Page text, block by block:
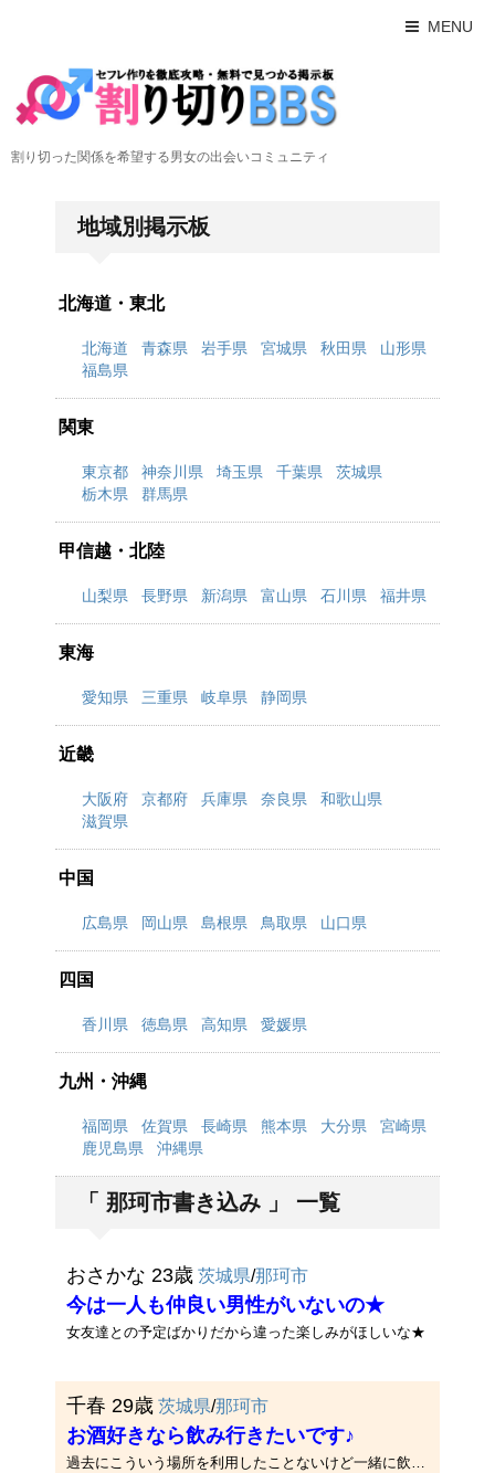
MENU
割り切った関係を希望する男女の出会いコミュニティ
地域別掲示板
北海道・東北
北海道 青森県 岩手県 宮城県 秋田県
山形県
福島県
関東
東京都 神奈川県 埼玉県 千葉県
茨城県
栃木県
群馬県
甲信越・北陸
山梨県 長野県 新潟県 富山県 石川県 福井県
東海
愛知県 三重県 岐阜県 静岡県
近畿
大阪府 京都府 兵庫県 奈良県
和歌山県
滋賀県
中国
広島県 岡山県 島根県 鳥取県 山口県
四国
香川県 徳島県 高知県 愛媛県
九州・沖縄
福岡県 佐賀県 長崎県 熊本県 大分県
宮崎県
鹿児島県
沖縄県
「 那珂市書き込み 」 一覧
おさかな 23歳 茨城県/那珂市
今は一人も仲良い男性がいないの★
女友達との予定ばかりだから違った楽しみがほしいな★
千春 29歳 茨城県/那珂市
お酒好きなら飲み行きたいです♪
過去にこういう場所を利用したことないけど一緒に飲みに行ける人を見つけたいです♪